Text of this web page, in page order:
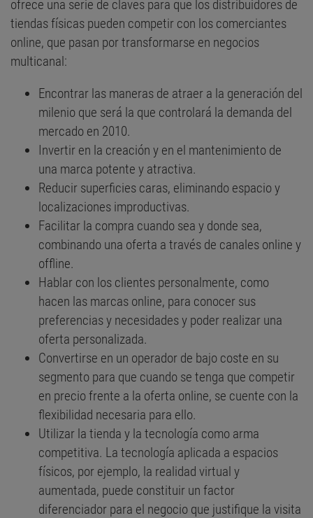
ofrece una serie de claves para que los distribuidores de
tiendas físicas pueden competir con los comerciantes
online, que pasan por transformarse en negocios
multicanal:
Encontrar las maneras de atraer a la generación del
milenio que será la que controlará la demanda del
mercado en 2010.
Invertir en la creación y en el mantenimiento de
una marca potente y atractiva.
Reducir superficies caras, eliminando espacio y
localizaciones improductivas.
Facilitar la compra cuando sea y donde sea,
combinando una oferta a través de canales online y
offline.
Hablar con los clientes personalmente, como
hacen las marcas online, para conocer sus
preferencias y necesidades y poder realizar una
oferta personalizada.
Convertirse en un operador de bajo coste en su
segmento para que cuando se tenga que competir
en precio frente a la oferta online, se cuente con la
flexibilidad necesaria para ello.
Utilizar la tienda y la tecnología como arma
competitiva. La tecnología aplicada a espacios
físicos, por ejemplo, la realidad virtual y
aumentada, puede constituir un factor
diferenciador para el negocio que justifique la visita